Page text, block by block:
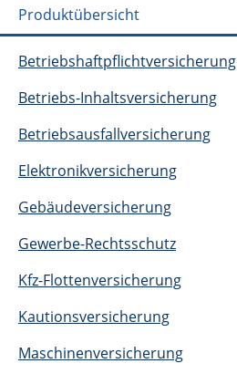
Produktübersicht
Betriebshaftpflichtversicherung
Betriebs-Inhaltsversicherung
Betriebsausfallversicherung
Elektronikversicherung
Gebäudeversicherung
Gewerbe-Rechtsschutz
Kfz-Flottenversicherung
Kautionsversicherung
Maschinenversicherung